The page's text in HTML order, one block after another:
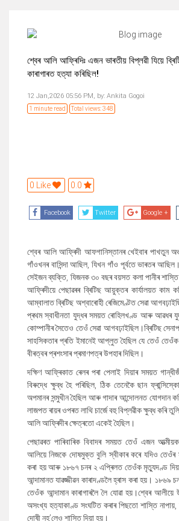
শ্বেৰ আলি আফ্ৰিদিঃ এজন ভাৰতীয় বিপ্লৱী যিয়ে
কাৰাগাৰত হত্যা কৰিছিল!
12 Jan,2026 05:56 PM, by: Ankita Gogoi
1 minute read Total views: 348
0 Like 0.0
Facebook Twitter Google +
শ্বেৰ আলি আফ্ৰিদী আফগানিস্তানৰ খেইবাৰ পাখতুন
গাঁওখনৰ বাসিন্দা আছিল, যিখন গাঁও পূৰ্বতে ভাৰতৰ
সেইজন ব্যক্তি, যিজনক ৩০ বছৰ বয়সত কলা পানীৰ
আফ্ৰিদীয়ে পেছাৱৰৰ ব্ৰিটিছ আয়ুক্তৰ কাৰ্যালয়ত কাম
আম্বালাত ব্ৰিটিছ অশ্বাৰোহী ৰেজিমেণ্টত সেৱা
প্ৰথম স্বাধীনতা যুদ্ধৰ সময়ত ৰোহিলখণ্ড আৰু আৱধৰ
কোম্পানীৰ সৈতেও তেওঁ সেৱা আগবঢ়াইছিল।ব্ৰিটিছ
সাহসিকতাৰ প্ৰতি ইমানেই আপ্লুত হৈছিল যে তেওঁ
বীৰত্বৰ প্ৰশংসাৰ প্ৰমাণপত্ৰ উপহাৰ দিছিল।
দক্ষিণ আফ্ৰিকাত ৰেলৰ পৰা পেলাই দিয়াৰ সময়ত
বিৰুদ্ধে ক্ষুব্ধ হৈ পৰিছিল, ঠিক তেনেকৈ ছান
অপমানৰ সন্মুখীন হৈছিল আৰু গাদাৰ আন্দোলনত যোগদান
লাজপত ৰায়ৰ ওপৰত লাথি চাৰ্জে বহু বিপ্লৱীক ক্ষুব্ধ কৰি
আলি আফ্ৰিদীৰ ক্ষেত্ৰতো একেই হৈছিল।
পেছাৱৰত পাৰিবাৰিক বিবাদৰ সময়ত তেওঁ এজন
আলিয়ে নিজকে দোষমুক্ত বুলি স্বীকাৰ কৰে যদিও
কৰা হয় আৰু ১৮৬৭ চনৰ ২ এপ্ৰিলত তেওঁক মৃত্যুদণ্ড
আন্দামানত যাৱজ্জীৱন কাৰাদণ্ডলৈ হ্ৰাস কৰা হয়। ১৮৬৯
তেওঁক আন্দামান কাৰাগাৰলৈ লৈ যোৱা হয়।শ্বেৰ আলীয়ে
অসংখ্য হত্যাকাণ্ড সংঘটিত কৰাৰ পিছতো শাস্তি
দোষী নহ’লেও শাস্তি দিয়া হয়।